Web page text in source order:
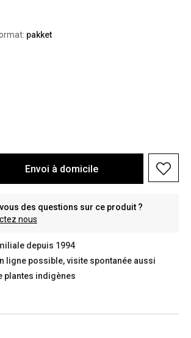
pakket
Envoi à domicile
des questions sur ce produit ?
nous
depuis 1994
ligne possible, visite spontanée aussi
plantes indigènes